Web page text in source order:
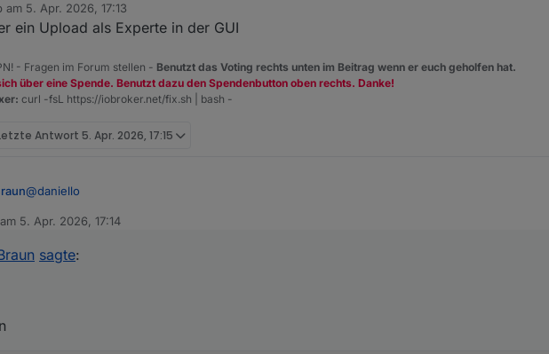
@ daniellohast du einen upload gemacht?
ist denn ein "Upload"? Ich hab per Git drüberinstalliert .. der Adapter macht einen Restart und
am 5. Apr. 2026, 17:13
von
ein Upload als Experte in der GUI
- Fragen im Forum stellen - Benutzt das Voting rechts unten im Beitrag wenn er euch geholfen hat.
über eine Spende. Benutzt dazu den Spendenbutton oben rechts. Danke!
curl -fsL https://iobroker.net/fix.sh | bash -
Antwort 5. Apr. 2026, 17:15
@daniello
Damit ist ein
5. Apr. 2026, 17:14
von
sagte: